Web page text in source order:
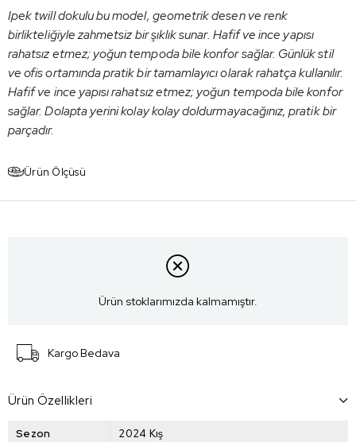
Ipek twill dokulu bu model, geometrik desen ve renk
birlikteliğiyle zahmetsiz bir şıklık sunar. Hafif ve ince yapısı
rahatsız etmez; yoğun tempoda bile konfor sağlar. Günlük stil
ve ofis ortamında pratik bir tamamlayıcı olarak rahatça kullanılır.
Hafif ve ince yapısı rahatsız etmez; yoğun tempoda bile konfor
sağlar. Dolapta yerini kolay kolay doldurmayacağınız, pratik bir
parçadır.
Ürün Ölçüsü
Ürün stoklarımızda kalmamıştır.
Kargo Bedava
Ürün Özellikleri
Sezon
2024 Kış